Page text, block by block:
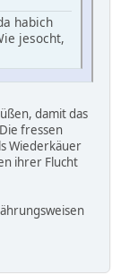
habich
jesocht,
damit das
fressen
Wiederkäuer
ihrer Flucht